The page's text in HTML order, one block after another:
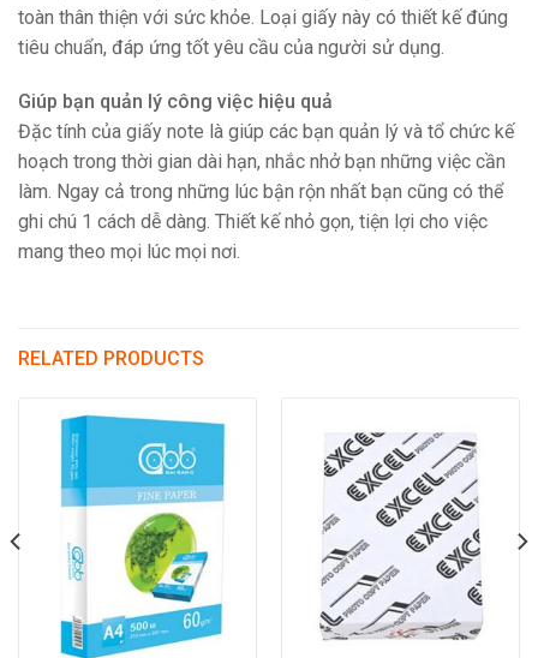
toàn thân thiện với sức khỏe. Loại giấy này có thiết kế đúng
tiêu chuẩn, đáp ứng tốt yêu cầu của người sử dụng.
Giúp bạn quản lý công việc hiệu quả
Đặc tính của giấy note là giúp các bạn quản lý và tổ chức kế
hoạch trong thời gian dài hạn, nhắc nhở bạn những việc cần
làm. Ngay cả trong những lúc bận rộn nhất bạn cũng có thể
ghi chú 1 cách dễ dàng. Thiết kế nhỏ gọn, tiện lợi cho việc
mang theo mọi lúc mọi nơi.
RELATED PRODUCTS